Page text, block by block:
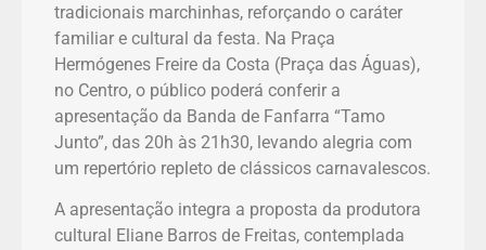
tradicionais marchinhas, reforçando o caráter
familiar e cultural da festa. Na Praça
Hermógenes Freire da Costa (Praça das Águas),
no Centro, o público poderá conferir a
apresentação da Banda de Fanfarra “Tamo
Junto”, das 20h às 21h30, levando alegria com
um repertório repleto de clássicos carnavalescos.
A apresentação integra a proposta da produtora
cultural Eliane Barros de Freitas, contemplada